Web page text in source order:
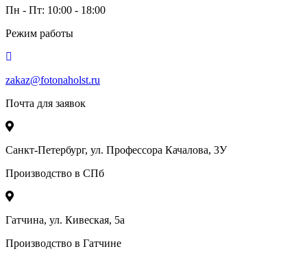
Пн - Пт: 10:00 - 18:00
Режим работы
zakaz@fotonaholst.ru
Почта для заявок
Санкт-Петербург, ул. Профессора Качалова, 3У
Производство в СПб
Гатчина, ул. Кивеская, 5а
Производство в Гатчине